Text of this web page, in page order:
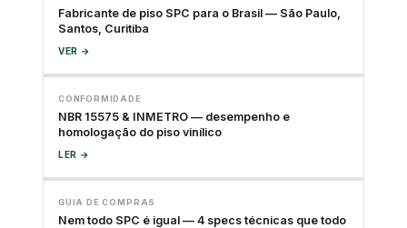
Fabricante de piso SPC para o Brasil — São Paulo,
Santos, Curitiba
VER →
CONFORMIDADE
NBR 15575 & INMETRO — desempenho e
homologação do piso vinílico
LER →
GUIA DE COMPRAS
Nem todo SPC é igual — 4 specs técnicas que todo